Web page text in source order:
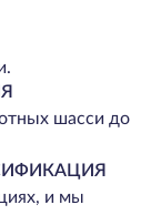
шасси до
и мы